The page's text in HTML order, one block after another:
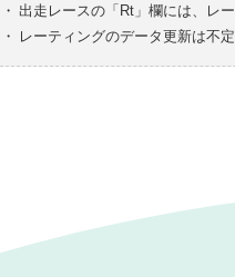
・ 出走レースの「Rt」欄には、レ
・
レーティングのデータ更新は不定